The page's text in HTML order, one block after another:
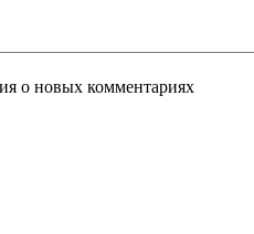
о новых комментариях